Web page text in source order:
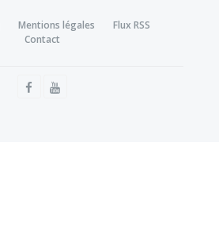
Mentions légales
Flux RSS
Contact